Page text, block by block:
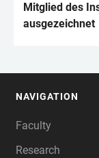
Mitglied des
ausgezeichnet
NAVIGATION
Faculty
Research